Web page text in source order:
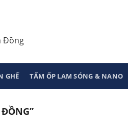
Đồng
GHẾ TẤM ỐP LAM SÓNG & NANO